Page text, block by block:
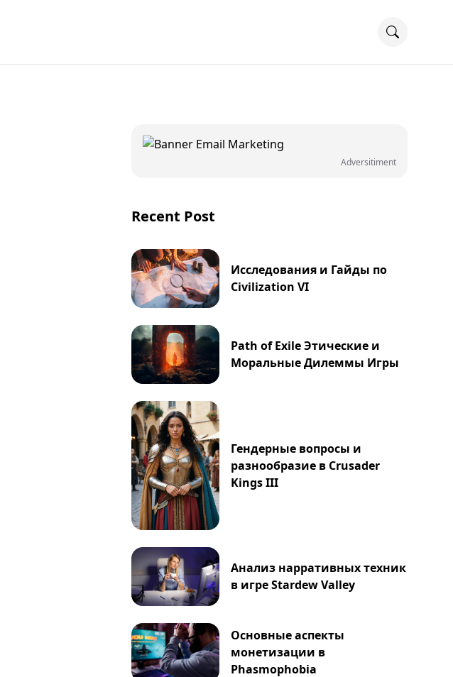
Adversitiment
Recent Post
Исследования и Гайды по
Civilization VI
Path of Exile Этические и
Моральные Дилеммы Игры
Гендерные вопросы и
разнообразие в Crusader
Kings III
Анализ нарративных техник
в игре Stardew Valley
Основные аспекты
монетизации в
Phasmophobia